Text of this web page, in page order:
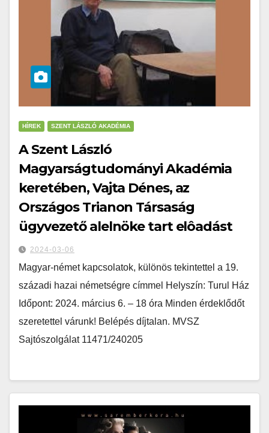
HÍREK SZENT LÁSZLÓ AKADÉMIA
A Szent László
Magyarságtudományi Akadémia
keretében, Vajta Dénes, az
Országos Trianon Társaság
ügyvezető alelnöke tart elôadást
2024-03-06
Magyar-német kapcsolatok, különös tekintettel a 19.
századi hazai németségre címmel Helyszín: Turul Ház
Időpont: 2024. március 6. – 18 óra Minden érdeklődőt
szeretettel várunk! Belépés díjtalan. MVSZ
Sajtószolgálat 11471/240205